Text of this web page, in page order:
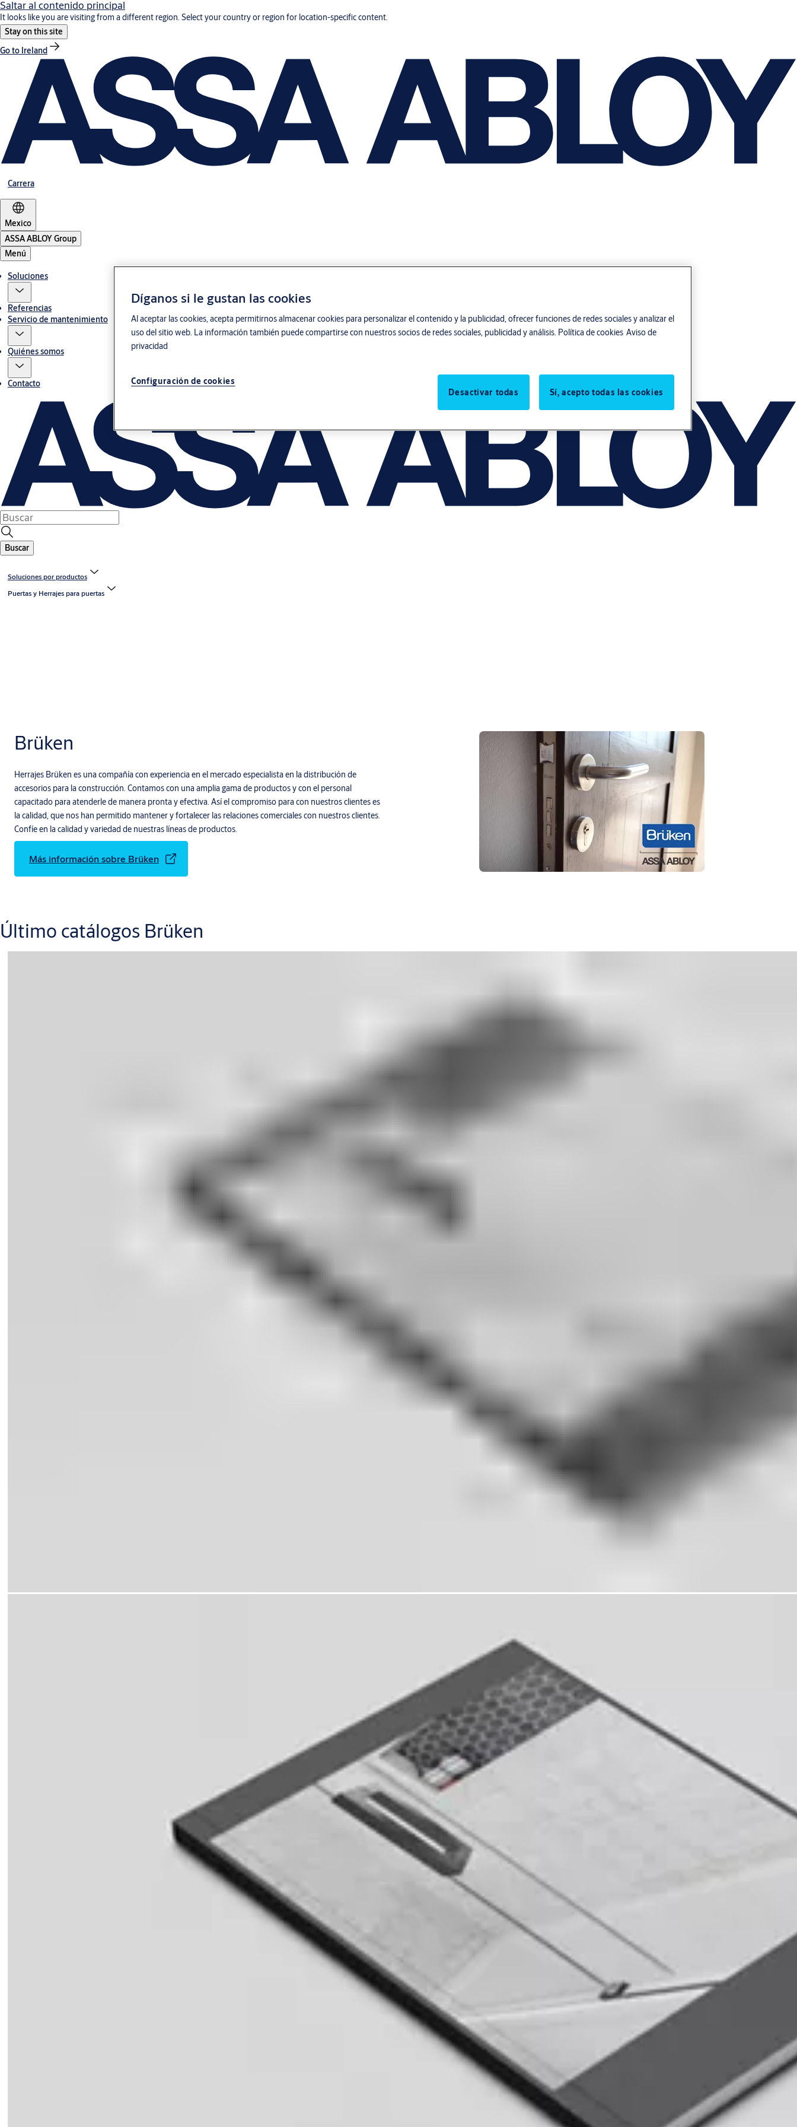
Saltar al contenido principal
It looks like you are visiting from a different region. Select your country or region for location-specific content.
Stay on this site
Go to Ireland
Carrera
Mexico
ASSA ABLOY Group
Menú
Soluciones
Referencias
Servicio de mantenimiento
Quiénes somos
Contacto
Buscar
Soluciones por productos
Puertas y Herrajes para puertas
Brüken
Herrajes Brüken es una compañía con experiencia en el mercado especialista en la distribución de
accesorios para la construcción. Contamos con una amplia gama de productos y con el personal
capacitado para atenderle de manera pronta y efectiva. Así el compromiso para con nuestros clientes es
la calidad, que nos han permitido mantener y fortalecer las relaciones comerciales con nuestros clientes.
Confíe en la calidad y variedad de nuestras líneas de productos.
Más información sobre Brüken
Último catálogos Brüken
Díganos si le gustan las cookies
Al aceptar las cookies, acepta permitirnos almacenar cookies para personalizar el contenido y la publicidad, ofrecer funciones de redes sociales y analizar el
uso del sitio web. La información también puede compartirse con nuestros socios de redes sociales, publicidad y análisis. Política de cookies Aviso de
privacidad
Configuración de cookies
Desactivar todas
Sí, acepto todas las cookies